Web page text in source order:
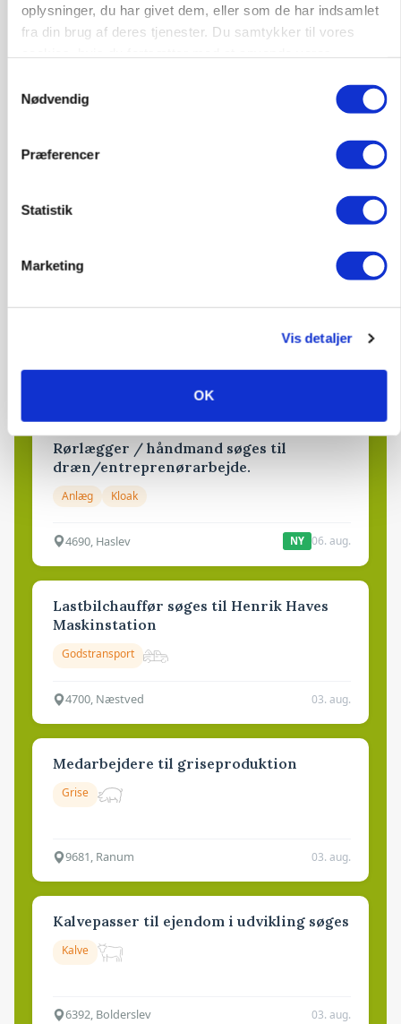
oplysninger, du har givet dem, eller som de har indsamlet
fra din brug af deres tjenester. Du samtykker til vores
Nødvendig
Præferencer
Statistik
Marketing
Vis detaljer
OK
Annonce
Loading...
Trainee placement Ringkøbing
Rørlægger / håndmand søges til
dræn/entreprenørarbejde.
Anlæg Kloak
4690, Haslev NY 06. aug.
Lastbilchauffør søges til Henrik Haves
Maskinstation
Godstransport
4700, Næstved 03. aug.
Medarbejdere til griseproduktion
Grise
9681, Ranum 03. aug.
Kalvepasser til ejendom i udvikling søges
Kalve
6392, Bolderslev 03. aug.